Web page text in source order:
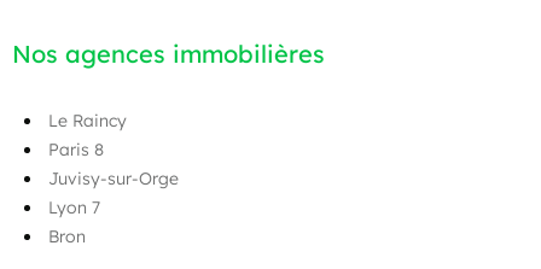
Nos agences immobilières
Le Raincy
Paris 8
Juvisy-sur-Orge
Lyon 7
Bron